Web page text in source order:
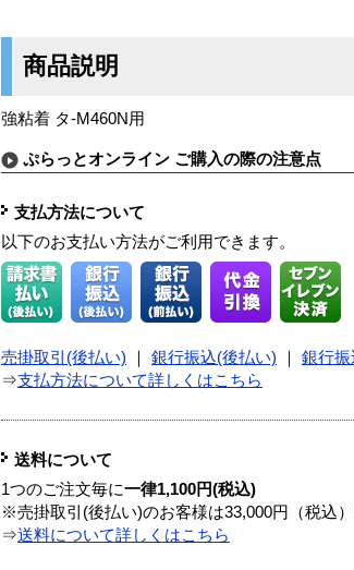
商品説明
強粘着 タ-M460N用
ぷらっとオンライン ご購入の際の注意点
支払方法について
以下のお支払い方法がご利用できます。
売掛取引(後払い) 銀行振込(後払い) 銀行振
⇒支払方法について詳しくはこちら
送料について
1つのご注文毎に一律1,100円(税込)
※売掛取引(後払い)のお客様は33,000円（税込
⇒送料について詳しくはこちら